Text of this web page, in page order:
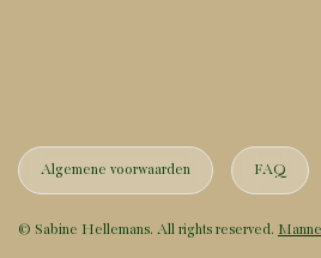
Algemene voorwaarden FAQ
© Sabine Hellemans. All rights reserved.